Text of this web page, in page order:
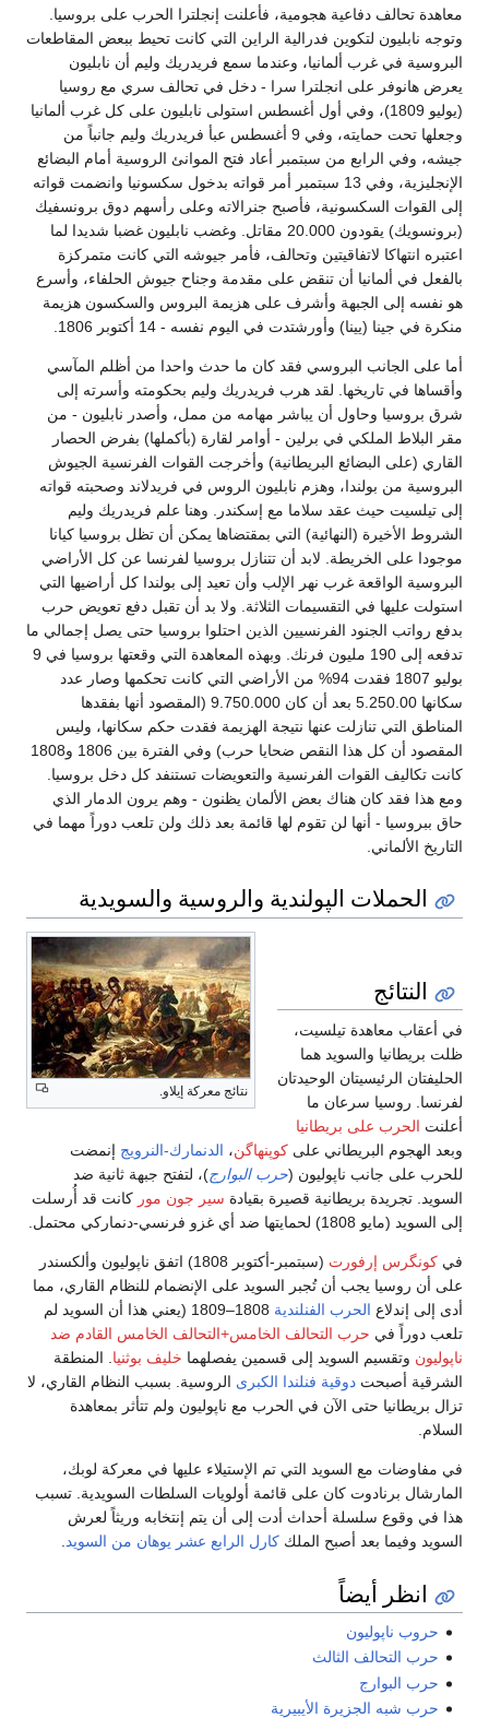
معاهدة تحالف دفاعية هجومية، فأعلنت إنجلترا الحرب على بروسيا.
وتوجه نابليون لتكوين فدرالية الراين التي كانت تحيط ببعض المقاطعات
البروسية في غرب ألمانيا، وعندما سمع فريدريك وليم أن نابليون
يعرض هانوفر على انجلترا سرا - دخل في تحالف سري مع روسيا
(يوليو 1809)، وفي أول أغسطس استولى نابليون على كل غرب ألمانيا
وجعلها تحت حمايته، وفي 9 أغسطس عبأ فريدريك وليم جانباً من
جيشه، وفي الرابع من سبتمبر أعاد فتح الموانئ الروسية أمام البضائع
الإنجليزية، وفي 13 سبتمبر أمر قواته بدخول سكسونيا وانضمت قواته
إلى القوات السكسونية، فأصبح جنرالاته وعلى رأسهم دوق برونسفيك
(برونسويك) يقودون 20.000 مقاتل. وغضب نابليون غضبا شديدا لما
اعتبره انتهاكا لاتفاقيتين وتحالف، فأمر جيوشه التي كانت متمركزة
بالفعل في ألمانيا أن تنقض على مقدمة وجناح جيوش الحلفاء، وأسرع
هو نفسه إلى الجبهة وأشرف على هزيمة البروس والسكسون هزيمة
منكرة في جينا (يينا) وأورشتدت في اليوم نفسه - 14 أكتوبر 1806.
أما على الجانب البروسي فقد كان ما حدث واحدا من أظلم المآسي
وأقساها في تاريخها. لقد هرب فريدريك وليم بحكومته وأسرته إلى
شرق بروسيا وحاول أن يباشر مهامه من ممل، وأصدر نابليون - من
مقر البلاط الملكي في برلين - أوامر لقارة (بأكملها) بفرض الحصار
القاري (على البضائع البريطانية) وأخرجت القوات الفرنسية الجيوش
البروسية من بولندا، وهزم نابليون الروس في فريدلاند وصحبته قواته
إلى تيلسيت حيث عقد سلاما مع إسكندر. وهنا علم فريدريك وليم
الشروط الأخيرة (النهائية) التي بمقتضاها يمكن أن تظل بروسيا كيانا
موجودا على الخريطة. لابد أن تتنازل بروسيا لفرنسا عن كل الأراضي
البروسية الواقعة غرب نهر الإلب وأن تعيد إلى بولندا كل أراضيها التي
استولت عليها في التقسيمات الثلاثة. ولا بد أن تقبل دفع تعويض حرب
بدفع رواتب الجنود الفرنسيين الذين احتلوا بروسيا حتى يصل إجمالي ما
تدفعه إلى 190 مليون فرنك. وبهذه المعاهدة التي وقعتها بروسيا في 9
بوليو 1807 فقدت 94% من الأراضي التي كانت تحكمها وصار عدد
سكانها 5.250.00 بعد أن كان 9.750.000 (المقصود أنها بفقدها
المناطق التي تنازلت عنها نتيجة الهزيمة فقدت حكم سكانها، وليس
المقصود أن كل هذا النقص ضحايا حرب) وفي الفترة بين 1806 و1808
كانت تكاليف القوات الفرنسية والتعويضات تستنفد كل دخل بروسيا.
ومع هذا فقد كان هناك بعض الألمان يظنون - وهم يرون الدمار الذي
حاق ببروسيا - أنها لن تقوم لها قائمة بعد ذلك ولن تلعب دوراً مهما في
التاريخ الألماني.
الحملات الپولندية والروسية والسويدية
نتائج معركة إيلاو.
النتائج
في أعقاب معاهدة تيلسيت،
ظلت بريطانيا والسويد هما
الحليفتان الرئيسيتان الوحيدتان
لفرنسا. روسيا سرعان ما
أعلنت الحرب على بريطانيا
وبعد الهجوم البريطاني على كوپنهاگن، الدنمارك-النرويج إنمضت
للحرب على جانب ناپوليون (حرب البوارج)، لتفتح جبهة ثانية ضد
السويد. تجريدة بريطانية قصيرة بقيادة سير جون مور كانت قد أُرسلت
إلى السويد (مايو 1808) لحمايتها ضد أي غزو فرنسي-دنماركي محتمل.
في كونگرس إرفورت
(سبتمبر-أكتوبر 1808) اتفق ناپوليون وألكسندر
على أن روسيا يجب أن تُجبر السويد على الإنضمام للنظام القاري، مما
أدى إلى إندلاع الحرب الفنلندية
1808–1809 (يعني هذا أن السويد لم
تلعب دوراً في حرب التحالف الخامس+التحالف الخامس القادم ضد
ناپوليون وتقسيم السويد إلى قسمين يفصلهما خليف بوثنيا . المنطقة
الشرقية أصبحت دوقية فنلندا الكبرى الروسية. بسبب النظام القاري، لا
تزال بريطانيا حتى الآن في الحرب مع ناپوليون ولم تتأثر بمعاهدة
السلام.
في مفاوضات مع السويد التي تم الإستيلاء عليها في معركة لوبك،
المارشال برنادوت كان على قائمة أولويات السلطات السويدية. تسبب
هذا في وقوع سلسلة أحداث أدت إلى أن يتم إنتخابه وريثاً لعرش
السويد وفيما بعد أصبح الملك كارل الرابع عشر يوهان من السويد
انظر أيضاً
حروب ناپوليون
حرب التحالف الثالث
حرب البوارج
حرب شبه الجزيرة الأيبيرية